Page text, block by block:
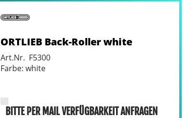
ORTLIEB Back-Roller white
Art.Nr. F5300
Farbe: white
BITTE PER MAIL VERFÜGBARKEIT ANFRAGEN